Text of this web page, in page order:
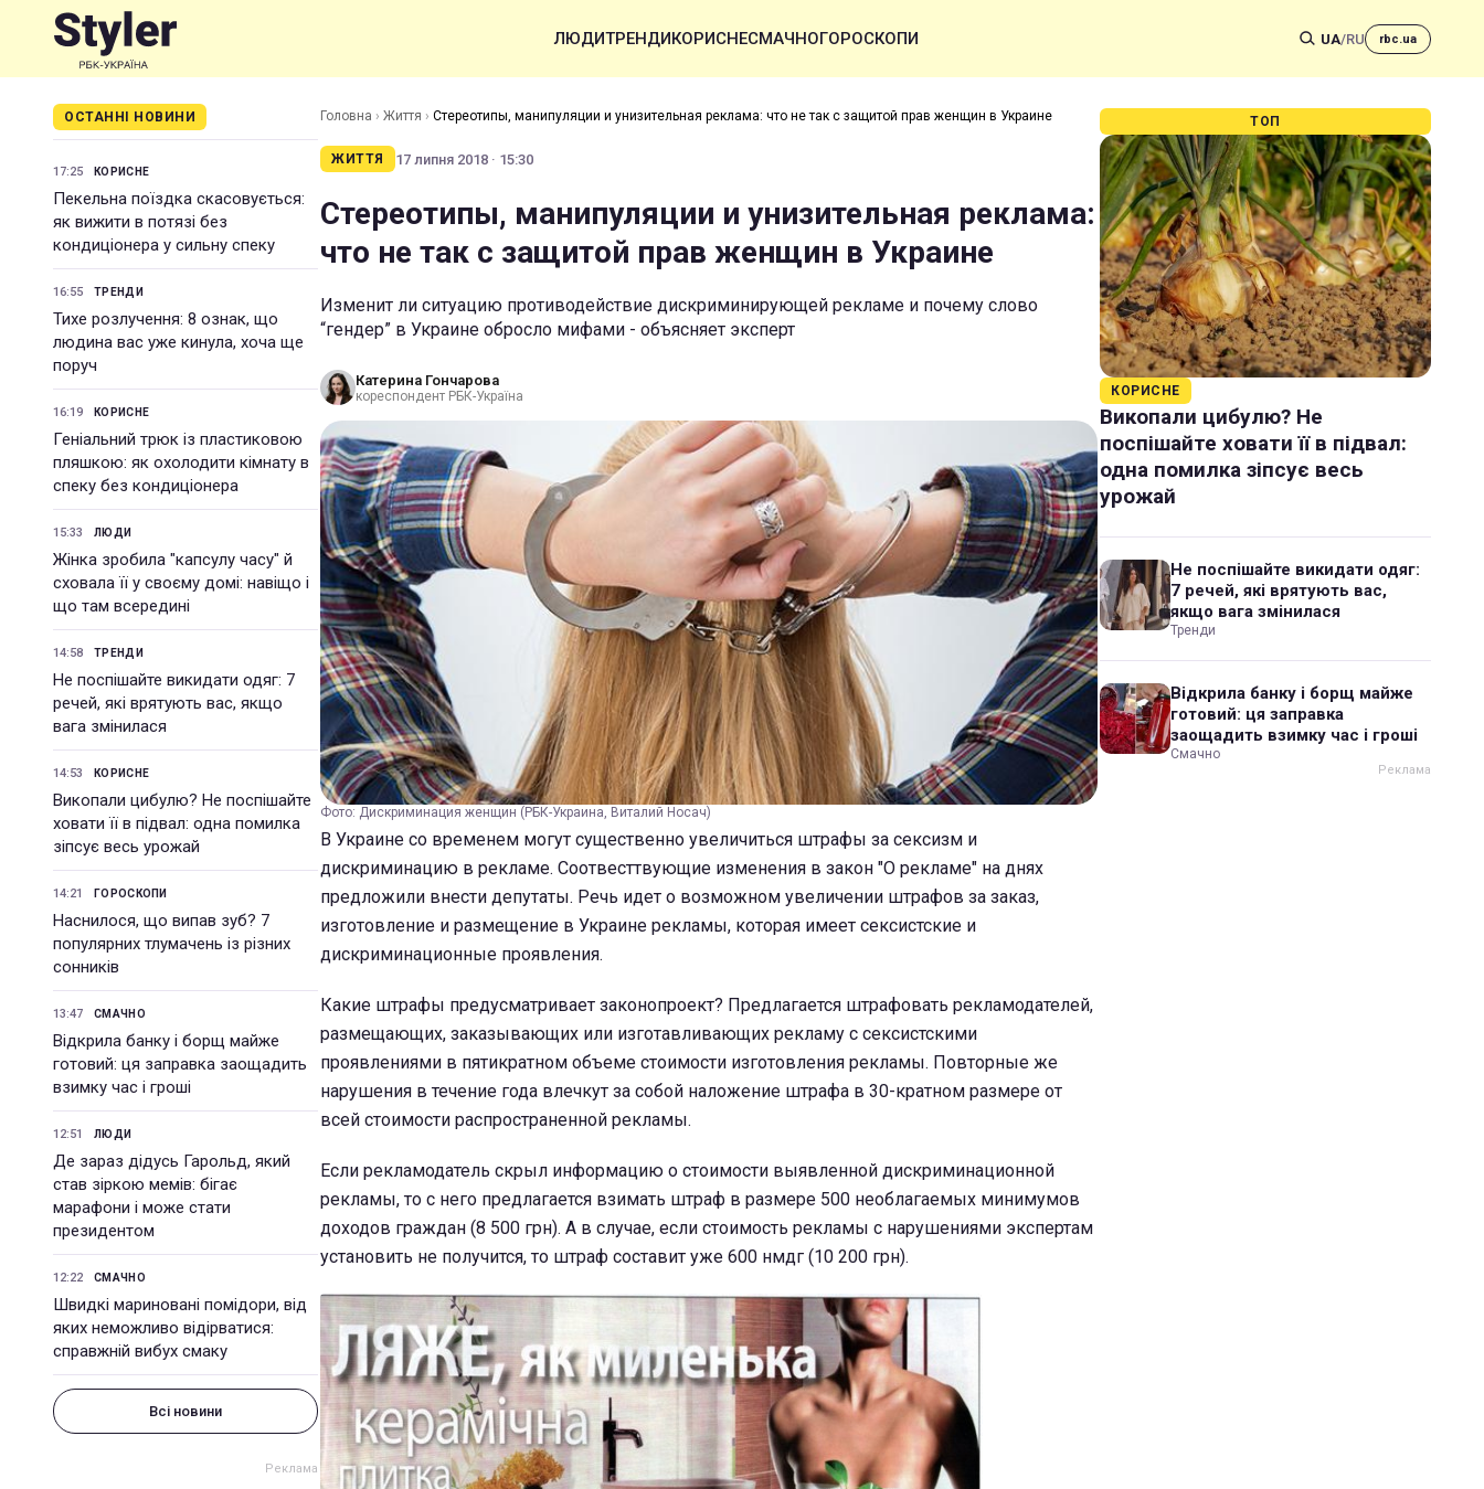
ЛЮДИТРЕНДИКОРИСНЕСМАЧНОГОРОСКОПИ UA/RU rbc.ua
ОСТАННІ НОВИНИ
17:25 КОРИСНЕ
Пекельна поїздка скасовується:
як вижити в потязі без
кондиціонера у сильну спеку
16:55 ТРЕНДИ
Тихе розлучення: 8 ознак, що
людина вас уже кинула, хоча ще
поруч
16:19 КОРИСНЕ
Геніальний трюк із пластиковою
пляшкою: як охолодити кімнату в
спеку без кондиціонера
15:33 ЛЮДИ
Жінка зробила "капсулу часу" й
сховала її у своєму домі: навіщо і
що там всередині
14:58 ТРЕНДИ
Не поспішайте викидати одяг: 7
речей, які врятують вас, якщо
вага змінилася
14:53 КОРИСНЕ
Викопали цибулю? Не поспішайте
ховати її в підвал: одна помилка
зіпсує весь урожай
14:21 ГОРОСКОПИ
Наснилося, що випав зуб? 7
популярних тлумачень із різних
сонників
13:47 СМАЧНО
Відкрила банку і борщ майже
готовий: ця заправка заощадить
взимку час і гроші
12:51 ЛЮДИ
Де зараз дідусь Гарольд, який
став зіркою мемів: бігає
марафони і може стати
президентом
12:22 СМАЧНО
Швидкі мариновані помідори, від
яких неможливо відірватися:
справжній вибух смаку
Всі новини
Головна › Життя › Стереотипы, манипуляции и унизительная реклама: что не так с защитой прав женщин в Украине
ЖИТТЯ 17 липня 2018 · 15:30
Стереотипы, манипуляции и унизительная реклама:
что не так с защитой прав женщин в Украине
Изменит ли ситуацию противодействие дискриминирующей рекламе и почему слово
“гендер” в Украине обросло мифами - объясняет эксперт
Катерина Гончарова
кореспондент РБК-Україна
Фото: Дискриминация женщин (РБК-Украина, Виталий Носач)
В Украине со временем могут существенно увеличиться штрафы за сексизм и
дискриминацию в рекламе. Соотвесттвующие изменения в закон "О рекламе" на днях
предложили внести депутаты. Речь идет о возможном увеличении штрафов за заказ,
изготовление и размещение в Украине рекламы, которая имеет сексистские и
дискриминационные проявления.
Какие штрафы предусматривает законопроект? Предлагается штрафовать рекламодателей,
размещающих, заказывающих или изготавливающих рекламу с сексистскими
проявлениями в пятикратном объеме стоимости изготовления рекламы. Повторные же
нарушения в течение года влечкут за собой наложение штрафа в 30-кратном размере от
всей стоимости распространенной рекламы.
Если рекламодатель скрыл информацию о стоимости выявленной дискриминационной
рекламы, то с него предлагается взимать штраф в размере 500 необлагаемых минимумов
доходов граждан (8 500 грн). А в случае, если стоимость рекламы с нарушениями экспертам
установить не получится, то штраф составит уже 600 нмдг (10 200 грн).
ТОП
КОРИСНЕ
Викопали цибулю? Не
поспішайте ховати її в підвал:
одна помилка зіпсує весь
урожай
Не поспішайте викидати одяг:
7 речей, які врятують вас,
якщо вага змінилася
Тренди
Відкрила банку і борщ майже
готовий: ця заправка
заощадить взимку час і гроші
Смачно